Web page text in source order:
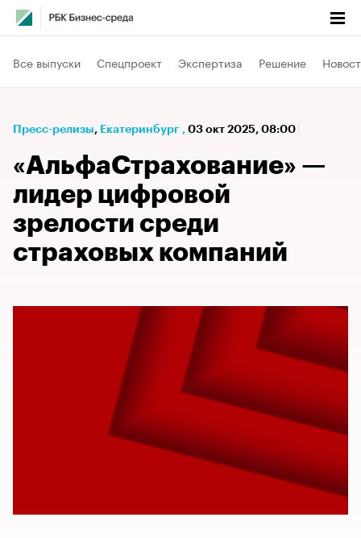
Все выпуски Спецпроект Экспертиза Решение
Пресс-релизы⁠, Екатеринбург , 03 окт 2025, 08:00
«АльфаСтрахование» —
лидер цифровой
зрелости среди
страховых компаний